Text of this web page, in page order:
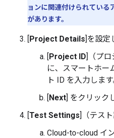
ョンに関連付けられている
があります。
[Project Details]を設定
[Project ID]（プロ
に、スマートホー
ト ID を入力します
[Next] をクリック
[Test Settings]（テスト
Cloud-to-cloud イ